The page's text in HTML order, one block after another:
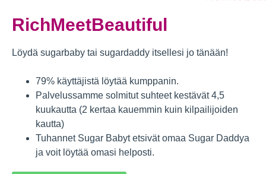
RichMeetBeautiful
Löydä sugarbaby tai sugardaddy itsellesi jo tänään!
79% käyttäjistä löytää kumppanin.
Palvelussamme solmitut suhteet kestävät 4,5
kuukautta (2 kertaa kauemmin kuin kilpailijoiden
kautta)
Tuhannet Sugar Babyt etsivät omaa Sugar Daddya
ja voit löytää omasi helposti.